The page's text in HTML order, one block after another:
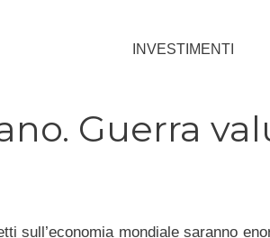
INVESTIMENTI
Guerra
sull’economia mondiale saranno